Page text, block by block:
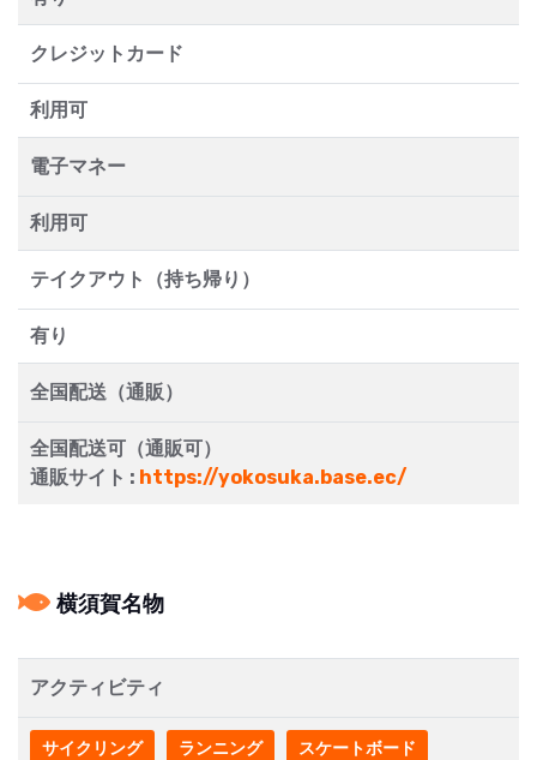
クレジットカード
利用可
電子マネー
利用可
テイクアウト（持ち帰り）
有り
全国配送（通販）
全国配送可（通販可）
通販サイト : https://yokosuka.base.ec/
横須賀名物
アクティビティ
サイクリング ランニング スケートボード